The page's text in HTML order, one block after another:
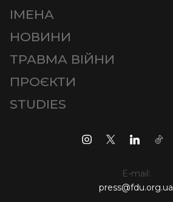
ІМЕНА
НОВИНИ
ТРАВМА ВІЙНИ
ПРОЄКТИ
STUDIES
E-mail:
press@fdu.org.ua